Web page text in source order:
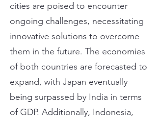
cities are poised to encounter
ongoing challenges, necessitating
innovative solutions to overcome
them in the future. The economies
of both countries are forecasted to
expand, with Japan eventually
being surpassed by India in terms
of GDP. Additionally, Indonesia,